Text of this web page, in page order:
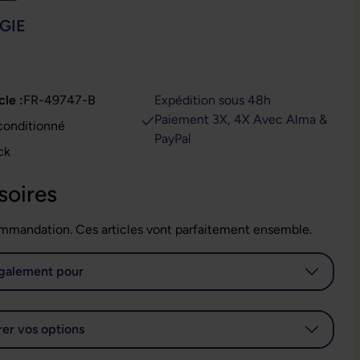
:FR-49747-B
Expédition sous 48h
Paiement 3X, 4X Avec Alma &
PayPal
Ces articles vont parfaitement ensemble.
pour
vos options